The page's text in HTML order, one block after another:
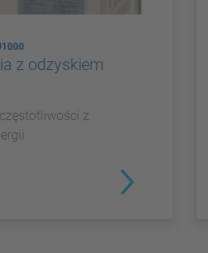
z odzyskiem
z